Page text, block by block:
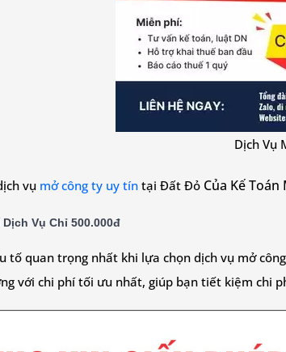
Dịch Vụ
vụ mở công ty uy tíntại Đất Đỏ Của Kế Toán
Vụ Chỉ 500.000đ
tố quan trọng nhất khi lựa chọn dịch vụ mở
với chi phí tối ưu nhất, giúp bạn tiết kiệm chi